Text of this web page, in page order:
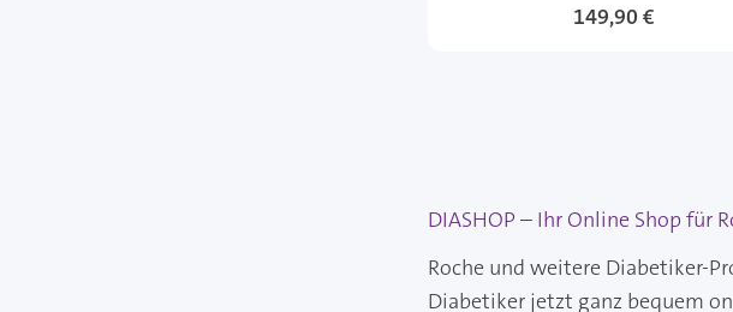
149,90 €
DIASHOP – Ihr Online Shop für
Roche und weitere Diabetiker-
Diabetiker jetzt ganz bequem